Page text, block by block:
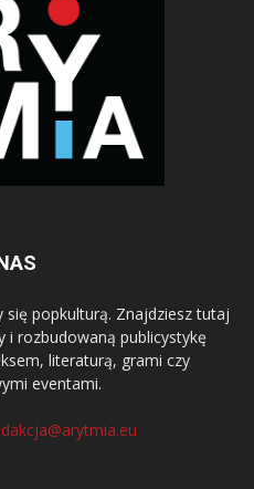
popkulturą. Znajdziesz tutaj
i rozbudowaną publicystykę
literaturą, grami czy
eventami.